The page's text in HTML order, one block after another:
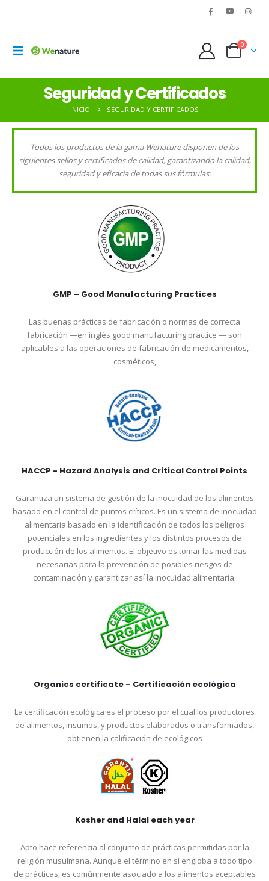
0
Seguridad y Certificados
INICIO SEGURIDAD Y CERTIFICADOS
Todos los productos de la gama Wenature disponen de los
siguientes sellos y certificados de calidad, garantizando la calidad,
seguridad y eficacia de todas sus fórmulas:
GMP – Good Manufacturing Practices
Las buenas prácticas de fabricación o normas de correcta
fabricación ―en inglés good manufacturing practice ― son
aplicables a las operaciones de fabricación de medicamentos,
cosméticos,
HACCP - Hazard Analysis and Critical Control Points
Garantiza un sistema de gestión de la inocuidad de los alimentos
basado en el control de puntos críticos. Es un sistema de inocuidad
alimentaria basado en la identificación de todos los peligros
potenciales en los ingredientes y los distintos procesos de
producción de los alimentos. El objetivo es tomar las medidas
necesarias para la prevención de posibles riesgos de
contaminación y garantizar así la inocuidad alimentaria.
Organics certificate – Certificación ecológica
La certificación ecológica es el proceso por el cual los productores
de alimentos, insumos, y productos elaborados o transformados,
obtienen la calificación de ecológicos
Kosher and Halal each year
Apto hace referencia al conjunto de prácticas permitidas por la
religión musulmana. Aunque el término en sí engloba a todo tipo
de prácticas, es comúnmente asociado a los alimentos aceptables